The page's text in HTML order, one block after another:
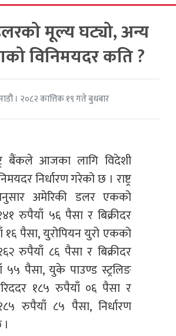
मूल्य घट्यो, अन्य
विनिमयदर कति ?
। २०८२ कात्तिक १९ गते बुधबार
बैंकले आजका लागि विदेशी
निर्धारण गरेको छ । राष्ट्र
अमेरिकी डलर एकको
रुपैयाँ ५६ पैसा र बिक्रीदर
१६ पैसा, युरोपियन युरो एकको
रुपैयाँ ८६ पैसा र बिक्रीदर
५५ पैसा, युके पाउण्ड स्ट्रलिङ
१८५ रुपैयाँ ०६ पैसा र
रुपैयाँ ८५ पैसा, निर्धारण